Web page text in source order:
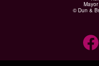
© Dun &